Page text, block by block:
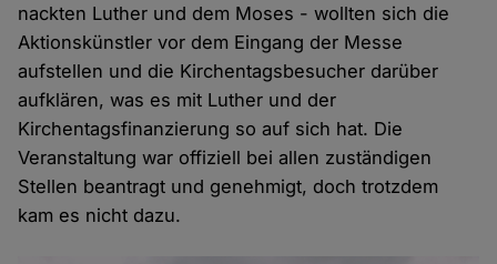
nackten Luther und dem Moses - wollten sich die
Aktionskünstler vor dem Eingang der Messe
aufstellen und die Kirchentagsbesucher darüber
aufklären, was es mit Luther und der
Kirchentagsfinanzierung so auf sich hat. Die
Veranstaltung war offiziell bei allen zuständigen
Stellen beantragt und genehmigt, doch trotzdem
kam es nicht dazu.